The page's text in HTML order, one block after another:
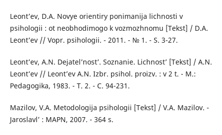
Leont’ev, D.A. Novye orientiry ponimanija lichnosti v
psihologii : ot neobhodimogo k vozmozhnomu [Tekst] / D.A.
Leont’ev // Vopr. psihologii. - 2011. - № 1. - S. 3-27.
Leont’ev, A.N. Dejatel’nost’. Soznanie. Lichnost’ [Tekst] / A.N.
Leont’ev // Leont’ev A.N. Izbr. psihol. proizv. : v 2 t. - M.:
Pedagogika, 1983. - T. 2. - C. 94-231.
Mazilov, V.A. Metodologija psihologii [Tekst] / V.A. Mazilov. -
Jaroslavl’ : MAPN, 2007. - 364 s.